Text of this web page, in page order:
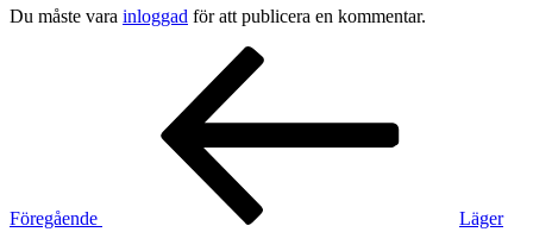
Du måste vara inloggad för att publicera en kommentar.
Inläggsnavigering
Föregående
Läger